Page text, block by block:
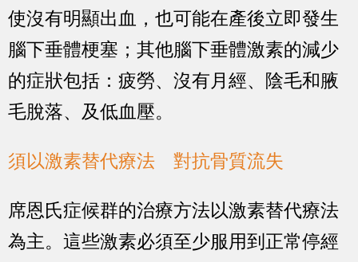
使沒有明顯出血，也可能在產後立即發生
腦下垂體梗塞；其他腦下垂體激素的減少
的症狀包括：疲勞、沒有月經、陰毛和腋
毛脫落、及低血壓。
須以激素替代療法 對抗骨質流失
席恩氏症候群的治療方法以激素替代療法
為主。這些激素必須至少服用到正常停經